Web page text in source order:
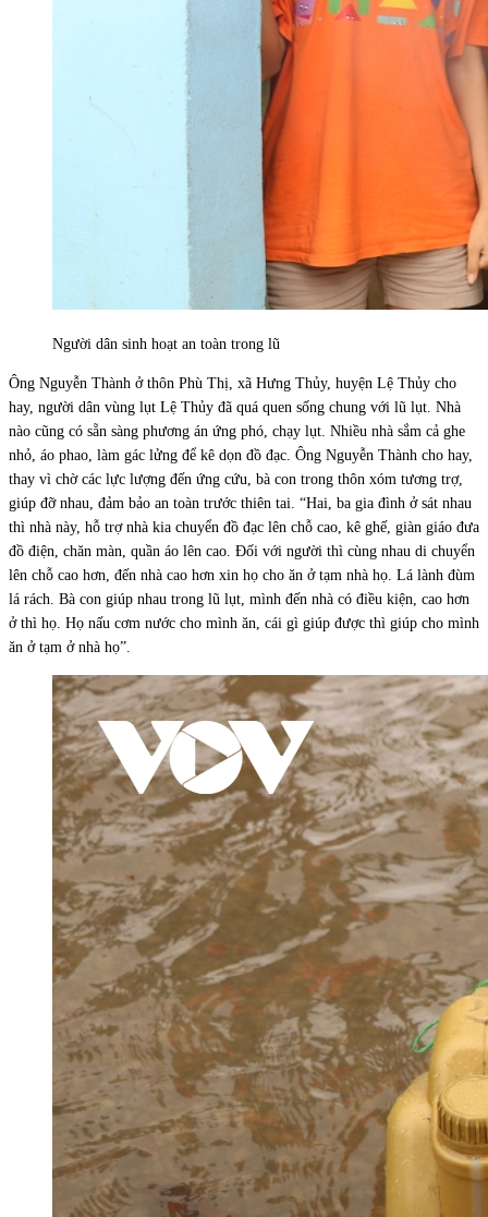
Người dân sinh hoạt an toàn trong lũ
Ông Nguyễn Thành ở thôn Phù Thị, xã Hưng Thủy, huyện Lệ Thủy cho
hay, người dân vùng lụt Lệ Thủy đã quá quen sống chung với lũ lụt. Nhà
nào cũng có sẵn sàng phương án ứng phó, chạy lụt. Nhiều nhà sắm cả ghe
nhỏ, áo phao, làm gác lửng để kê dọn đồ đạc. Ông Nguyễn Thành cho hay,
thay vì chờ các lực lượng đến ứng cứu, bà con trong thôn xóm tương trợ,
giúp đỡ nhau, đảm bảo an toàn trước thiên tai. “Hai, ba gia đình ở sát nhau
thì nhà này, hỗ trợ nhà kia chuyển đồ đạc lên chỗ cao, kê ghế, giàn giáo đưa
đồ điện, chăn màn, quần áo lên cao. Đối với người thì cùng nhau di chuyển
lên chỗ cao hơn, đến nhà cao hơn xin họ cho ăn ở tạm nhà họ. Lá lành đùm
lá rách. Bà con giúp nhau trong lũ lụt, mình đến nhà có điều kiện, cao hơn
ở thì họ. Họ nấu cơm nước cho mình ăn, cái gì giúp được thì giúp cho mình
ăn ở tạm ở nhà họ”.